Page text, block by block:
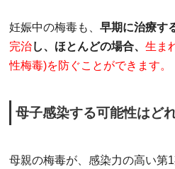
妊娠中の梅毒も、 早期に治療す
完治し、ほとんどの場合、 生ま
性梅毒)を防ぐことができます。
母子感染する可能性はど
母親の梅毒が、感染力の高い第1